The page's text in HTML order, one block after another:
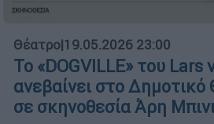
Θέατρο|19.05.2026 23:00
Το «DOGVILLE» του Lars
ανεβαίνει στο
σε σκηνοθεσία Άρη